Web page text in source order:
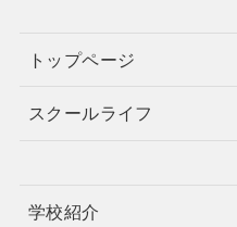
トップページ
スクールライフ
学校紹介